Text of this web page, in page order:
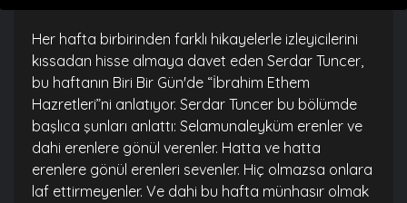
Her hafta birbirinden farklı hikayelerle izleyicilerini
kıssadan hisse almaya davet eden Serdar Tuncer,
bu haftanın Biri Bir Gün'de “İbrahim Ethem
Hazretleri”ni anlatıyor. Serdar Tuncer bu bölümde
başlıca şunları anlattı: Selamunaleyküm erenler ve
dahi erenlere gönül verenler. Hatta ve hatta
erenlere gönül erenleri sevenler. Hiç olmazsa onlara
laf ettirmeyenler. Ve dahi bu hafta münhasır olmak